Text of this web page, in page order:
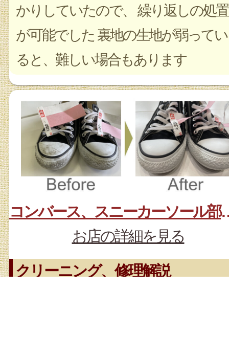
かりしていたので、 繰り返しの処置
が可能でした 裏地の生地が弱ってい
ると、難しい場合もあります
コンバース、
お店の詳細を見る
クリーニング、修理解説